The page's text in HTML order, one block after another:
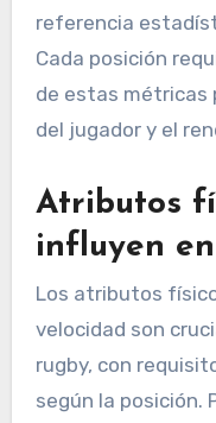
referencia
Cada posición
de estas métricas
del jugador y el
Atributos
influyen
Los atributos
velocidad son
rugby, con
según la posición.